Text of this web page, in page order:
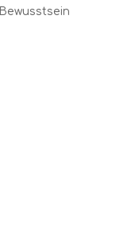
Bewusstsein